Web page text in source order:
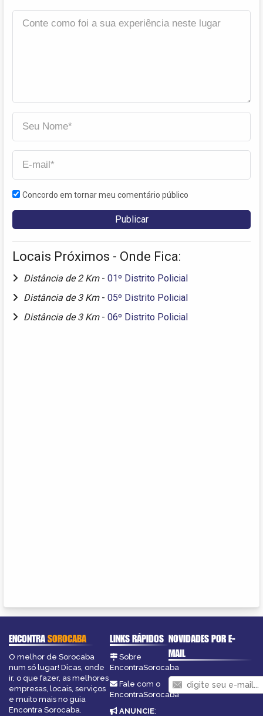
Concordo em tornar meu comentário público
Locais Próximos - Onde Fica:
Distância de 2 Km - 01º Distrito Policial
Distância de 3 Km - 05º Distrito Policial
Distância de 3 Km - 06º Distrito Policial
ENCONTRASOROCABA
O melhor de Sorocaba
num só lugar! Dicas, onde
ir, o que fazer, as melhores
empresas, locais, serviços
e muito mais no guia
Encontra Sorocaba.
LINKS RÁPIDOS
Sobre
EncontraSorocaba
Fale com o
EncontraSorocaba
ANUNCIE:
NOVIDADES POR E-
MAIL